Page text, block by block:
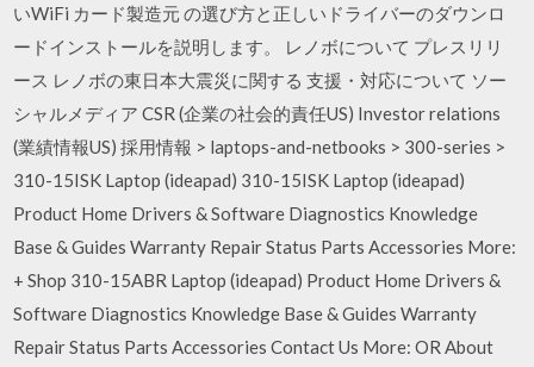
いWiFi カード製造元 の選び方と正しいドライバーのダウンロ
ードインストールを説明します。 レノボについて プレスリリ
ース レノボの東日本大震災に関する 支援・対応について ソー
シャルメディア CSR (企業の社会的責任US) Investor relations
(業績情報US) 採用情報 > laptops-and-netbooks > 300-series >
310-15ISK Laptop (ideapad) 310-15ISK Laptop (ideapad)
Product Home Drivers & Software Diagnostics Knowledge
Base & Guides Warranty Repair Status Parts Accessories More:
+ Shop 310-15ABR Laptop (ideapad) Product Home Drivers &
Software Diagnostics Knowledge Base & Guides Warranty
Repair Status Parts Accessories Contact Us More: OR About